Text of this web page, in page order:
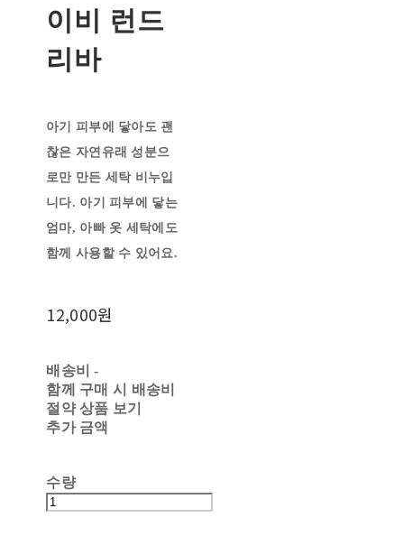
이비 런드
리바
아기 피부에 닿아도 괜
찮은 자연유래 성분으
로만 만든 세탁 비누입
니다. 아기 피부에 닿는
엄마, 아빠 옷 세탁에도
함께 사용할 수 있어요.
12,000원
배송비-
함께 구매 시 배송비
절약 상품 보기
추가 금액
수량